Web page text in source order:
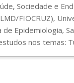
Sociedade e
FIOCRUZ),
Epidemiologia,
nos temas: